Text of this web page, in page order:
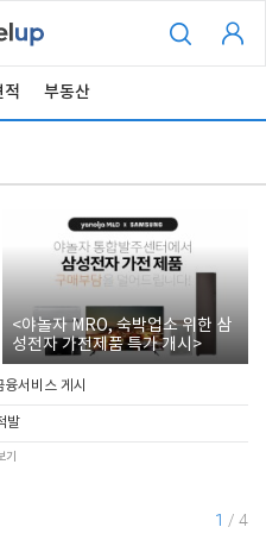
적 부동산
<야놀자 MRO, 숙박업소 위한 삼
성전자 가전제품 특가 개시>
서비스 게시
발
기
1 / 4